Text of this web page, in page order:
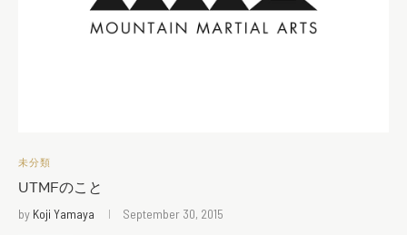
未分類
UTMFのこと
by Koji Yamaya September 30, 2015